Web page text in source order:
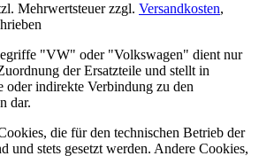
Mehrwertsteuer zzgl. Versandkosten,
"VW" oder "Volkswagen" dient nur
der Ersatzteile und stellt in
oder indirekte Verbindung zu den
dar.
die für den technischen Betrieb der
und stets gesetzt werden. Andere Cookies,